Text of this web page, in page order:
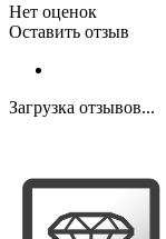
Нет оценок
Оставить отзыв
Загрузка отзывов...